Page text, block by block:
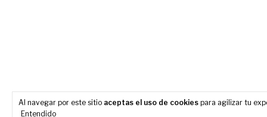
Al navegar por este sitio aceptas el uso de cookies para agilizar tu
Entendido